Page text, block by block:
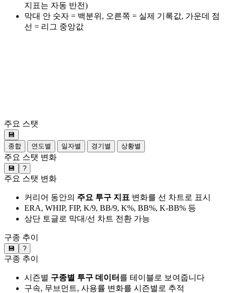
지표는 자동 반전)
막대 안 숫자 = 백분위, 오른쪽 = 실제 기록값, 가운데 점
선 = 리그 중앙값
주요 스탯
💾
종합
연도별 일자별 경기별 상황별
주요 스탯 변화
💾 ?
주요 스탯 변화
커리어 동안의 주요 투구 지표 변화를 선 차트로 표시
ERA, WHIP, FIP, K/9, BB/9, K%, BB%, K-BB% 등
상단 토글로 막대/선 차트 전환 가능
구종 추이
💾 ?
구종 추이
시즌별 구종별 투구 데이터 를 테이블로 보여줍니다
구속, 무브먼트, 사용률 변화를 시즌별로 추적